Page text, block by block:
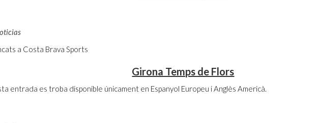
a Costa Brava Sports
Girona Temps de Flors
entrada es troba disponible únicament en Espanyol Europeu i Anglès Americà.